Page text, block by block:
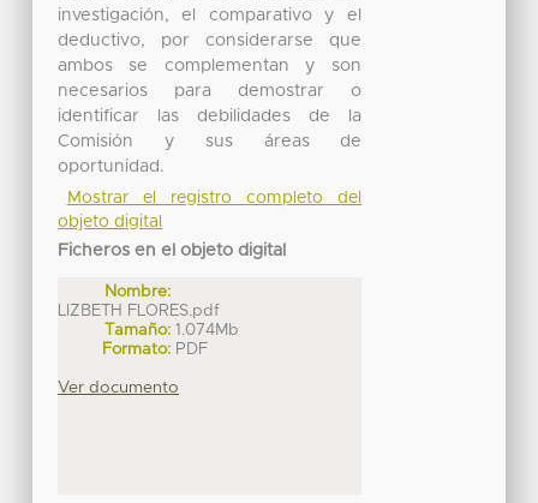
investigación, el comparativo y el
deductivo, por considerarse que
ambos se complementan y son
necesarios para demostrar o
identificar las debilidades de la
Comisión y sus áreas de
oportunidad.
Mostrar el registro completo del
objeto digital
Ficheros en el objeto digital
Nombre:
LIZBETH FLORES.pdf
Tamaño: 1.074Mb
Formato: PDF
Ver documento